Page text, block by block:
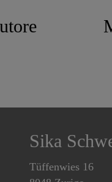
Sika
Tüffenwies 16